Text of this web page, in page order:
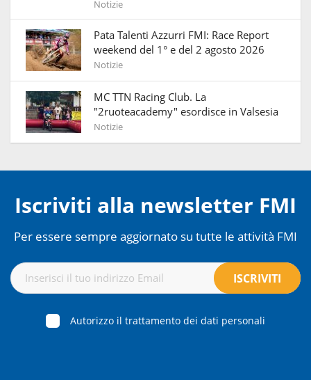
Notizie
Pata Talenti Azzurri FMI: Race Report
weekend del 1° e del 2 agosto 2026
Notizie
MC TTN Racing Club. La
"2ruoteacademy" esordisce in Valsesia
Notizie
Iscriviti alla newsletter FMI
Per essere sempre aggiornato su tutte le attività FMI
Autorizzo il trattamento dei dati personali